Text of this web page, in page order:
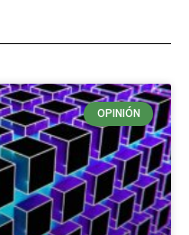
OPINIÓN